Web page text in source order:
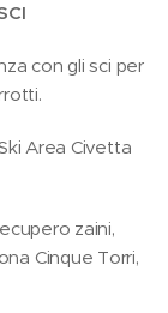
con gli sci per
Area Civetta
zaini,
Cinque Torri,